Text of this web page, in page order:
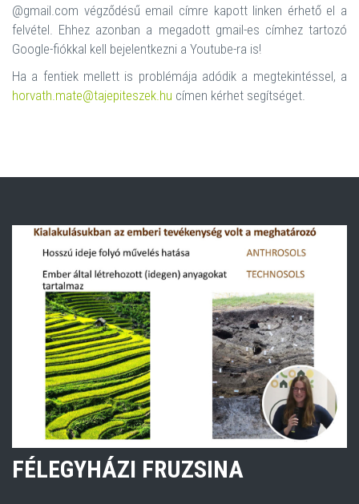
@gmail.com végződésű email címre kapott linken érhető el a
felvétel. Ehhez azonban a megadott gmail-es címhez tartozó
Google-fiókkal kell bejelentkezni a Youtube-ra is!
Ha a fentiek mellett is problémája adódik a megtekintéssel, a
horvath.mate@tajepiteszek.hu címen kérhet segítséget.
FÉLEGYHÁZI FRUZSINA